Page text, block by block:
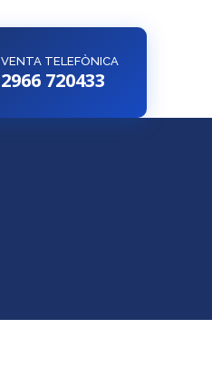
VENTA TELEFÒNICA
2966 720433